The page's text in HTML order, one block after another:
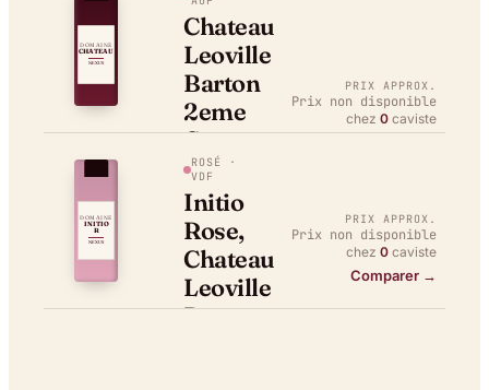
Rouge
DOMAINE
CHATEAU
NEXUS
Chateau
Leoville
Barton
2eme
Cru
Classe,
Saint-
Julien
PRIX APPROX.
Prix non disponible
chez 0 caviste
DOMAINE
INITIO
R
NEXUS
ROSÉ
·
VDF
Initio
Rose,
Chateau
Leoville
Barton
PRIX APPROX.
Prix non disponible
chez 0 caviste
Comparer →